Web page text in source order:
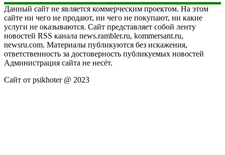
Данный сайт не является коммерческим проектом. На этом
сайте ни чего не продают, ни чего не покупают, ни какие
услуги не оказываются. Сайт представляет собой ленту
новостей RSS канала news.rambler.ru, kommersant.ru,
newsru.com. Материалы публикуются без искажения,
ответственность за достоверность публикуемых новостей
Администрация сайта не несёт.
Сайт от psikhoter @ 2023